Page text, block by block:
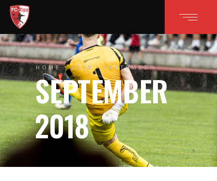
HOME 2018 SEPTEMBER
SEPTEMBER
2018